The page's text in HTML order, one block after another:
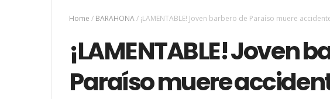
Home / BARAHONA/ ¡LAMENTABLE! Joven barbero de Paraíso muere
¡LAMENTABLE! Joven
Paraíso muere